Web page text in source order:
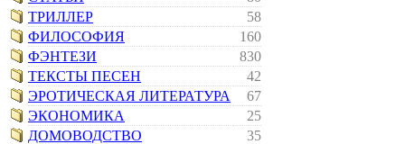
ТРИЛЛЕР
58
ФИЛОСОФИЯ
160
ФЭНТЕЗИ
830
ТЕКСТЫ ПЕСЕН
42
ЭРОТИЧЕСКАЯ ЛИТЕРАТУРА
67
ЭКОНОМИКА
25
ДОМОВОДСТВО
35